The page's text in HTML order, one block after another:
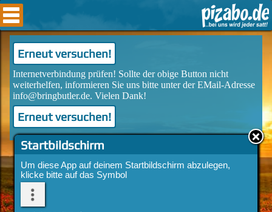
Startbildschirm
Um diese App auf deinem Startbildschirm abzulegen,
klicke bitte auf das Symbol
Erneut versuchen!
Erneut versuchen!